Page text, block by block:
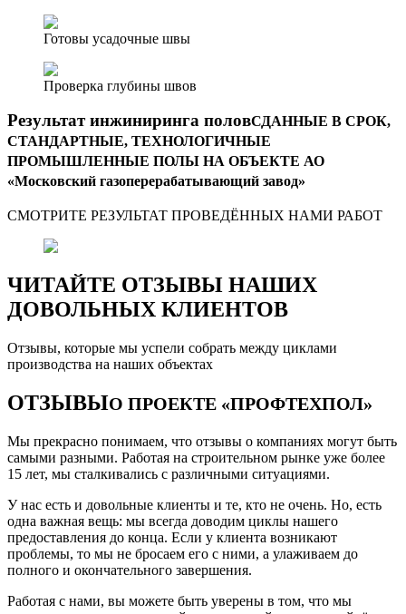
Готовы усадочные швы
Проверка глубины швов
Результат инжиниринга половСДАННЫЕ В СРОК,
СТАНДАРТНЫЕ, ТЕХНОЛОГИЧНЫЕ
ПРОМЫШЛЕННЫЕ ПОЛЫ НА ОБЪЕКТЕ АО
«Московский газоперерабатывающий завод»
СМОТРИТЕ РЕЗУЛЬТАТ ПРОВЕДЁННЫХ НАМИ РАБОТ
ЧИТАЙТЕ ОТЗЫВЫ НАШИХ
ДОВОЛЬНЫХ КЛИЕНТОВ
Отзывы, которые мы успели собрать между циклами
производства на наших объектах
ОТЗЫВЫО ПРОЕКТЕ «ПРОФТЕХПОЛ»
Мы прекрасно понимаем, что отзывы о компаниях могут быть
самыми разными. Работая на строительном рынке уже более
15 лет, мы сталкивались с различными ситуациями.
У нас есть и довольные клиенты и те, кто не очень. Но, есть
одна важная вещь: мы всегда доводим циклы нашего
предоставления до конца. Если у клиента возникают
проблемы, то мы не бросаем его с ними, а улаживаем до
полного и окончательного завершения.
Работая с нами, вы можете быть уверены в том, что мы